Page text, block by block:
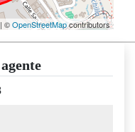
| ©OpenStreetMapcontributors